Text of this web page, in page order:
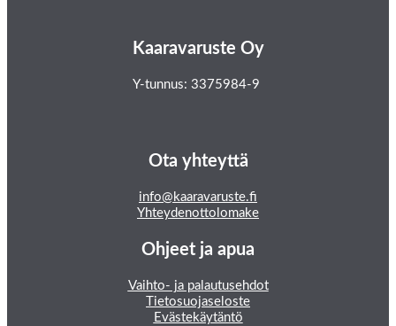
Kaaravaruste Oy
Y-tunnus: 3375984-9
Ota yhteyttä
info@kaaravaruste.fi
Yhteydenottolomake
Ohjeet ja apua
Vaihto- ja palautusehdot
Tietosuojaseloste
Evästekäytäntö